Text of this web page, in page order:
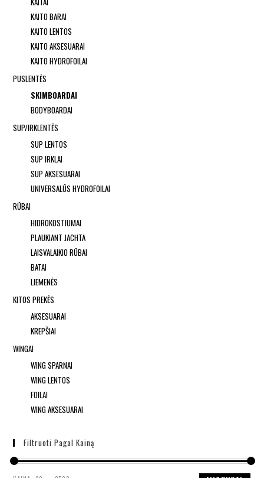
KAITO BARAI
KAITO LENTOS
KAITO AKSESUARAI
KAITO HYDROFOILAI
PUSLENTĖS
SKIMBOARDAI
BODYBOARDAI
SUP/IRKLENTĖS
SUP LENTOS
SUP IRKLAI
SUP AKSESUARAI
UNIVERSALŪS HYDROFOILAI
RŪBAI
HIDROKOSTIUMAI
PLAUKIANT JACHTA
LAISVALAIKIO RŪBAI
BATAI
LIEMENĖS
KITOS PREKĖS
AKSESUARAI
KREPŠIAI
WINGAI
WING SPARNAI
WING LENTOS
FOILAI
WING AKSESUARAI
Filtruoti Pagal Kainą